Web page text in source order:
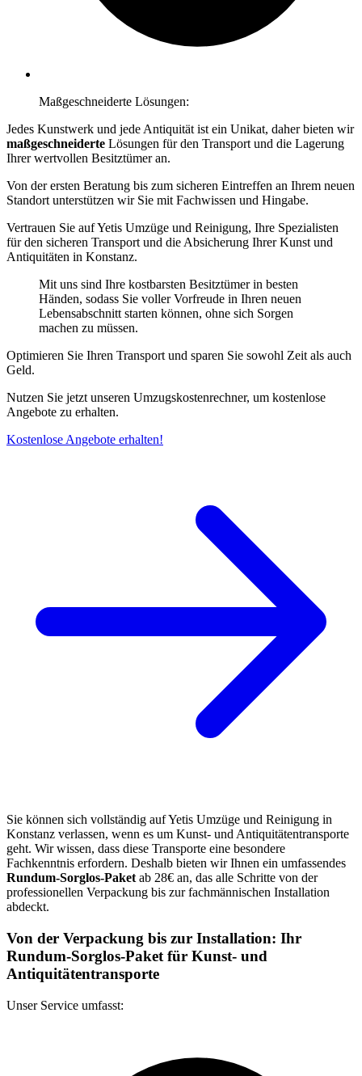
Maßgeschneiderte Lösungen:
Jedes Kunstwerk und jede Antiquität ist ein Unikat, daher bieten wir
maßgeschneiderte Lösungen für den Transport und die Lagerung
Ihrer wertvollen Besitztümer an.
Von der ersten Beratung bis zum sicheren Eintreffen an Ihrem neuen
Standort unterstützen wir Sie mit Fachwissen und Hingabe.
Vertrauen Sie auf Yetis Umzüge und Reinigung, Ihre Spezialisten
für den sicheren Transport und die Absicherung Ihrer Kunst und
Antiquitäten in Konstanz.
Mit uns sind Ihre kostbarsten Besitztümer in besten
Händen, sodass Sie voller Vorfreude in Ihren neuen
Lebensabschnitt starten können, ohne sich Sorgen
machen zu müssen.
Optimieren Sie Ihren Transport und sparen Sie sowohl Zeit als auch
Geld.
Nutzen Sie jetzt unseren Umzugskostenrechner, um kostenlose
Angebote zu erhalten.
Kostenlose Angebote erhalten!
Sie können sich vollständig auf Yetis Umzüge und Reinigung in
Konstanz verlassen, wenn es um Kunst- und Antiquitätentransporte
geht. Wir wissen, dass diese Transporte eine besondere
Fachkenntnis erfordern. Deshalb bieten wir Ihnen ein umfassendes
Rundum-Sorglos-Paket ab 28€ an, das alle Schritte von der
professionellen Verpackung bis zur fachmännischen Installation
abdeckt.
Von der Verpackung bis zur Installation: Ihr
Rundum-Sorglos-Paket für Kunst- und
Antiquitätentransporte
Unser Service umfasst: